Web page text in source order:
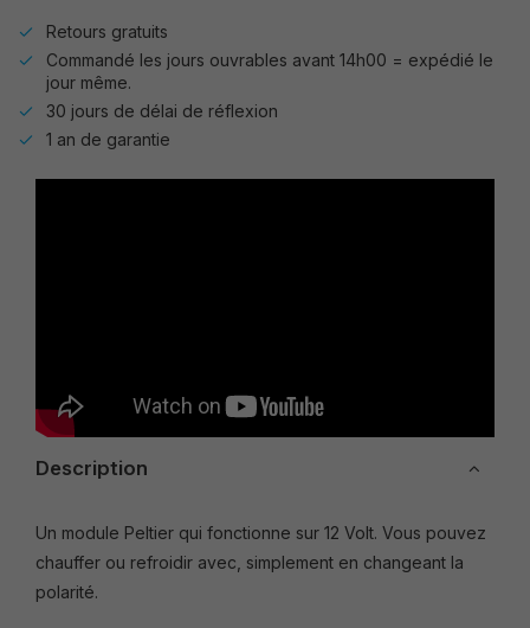
Retours gratuits
Commandé les jours ouvrables avant 14h00 = expédié le
jour même.
30 jours de délai de réflexion
1 an de garantie
Description
Un module Peltier qui fonctionne sur 12 Volt. Vous pouvez
chauffer ou refroidir avec, simplement en changeant la
polarité.